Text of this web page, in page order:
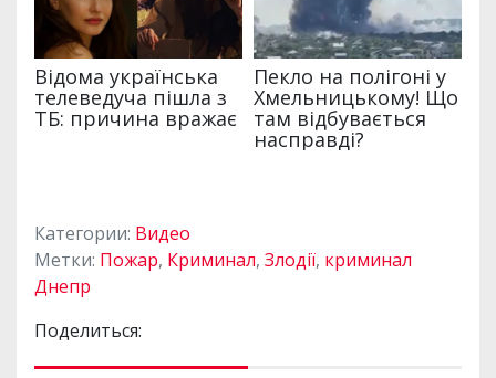
Категории: Видео
Метки: Пожар, Криминал, Злодії, криминал
Днепр
Поделиться: